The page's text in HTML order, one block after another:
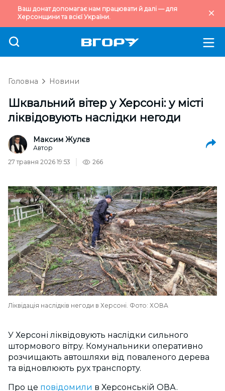
Ваш донат допомагає нам працювати й далі — для
Херсонщини та всієї України.
Головна Новини
Шквальний вітер у Херсоні: у місті
ліквідовують наслідки негоди
Максим Жулєв
Автор
27 травня 2026 19:53
266
Ліквідація наслідків негоди в Херсоні. Фото: ХОВА
У Херсоні ліквідовують наслідки сильного
штормового вітру. Комунальники оперативно
розчищають автошляхи від поваленого дерева
та відновлюють рух транспорту.
Про це повідомили в Херсонській ОВА.